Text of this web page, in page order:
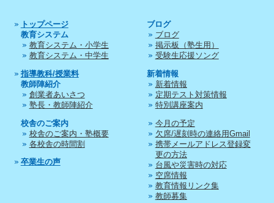
トップページ
教育システム
教育システム・小学生
教育システム・中学生
指導教科/授業料
教師陣紹介
創業者あいさつ
塾長・教師陣紹介
校舎のご案内
校舎のご案内・塾概要
各校舎の時間割
卒業生の声
ブログ
ブログ
掲示板（塾生用）
受験生応援ソング
新着情報
新着情報
定期テスト対策情報
特別講座案内
今月の予定
欠席/遅刻時の連絡用Gmail
携帯メールアドレス登録変
更の方法
台風や災害時の対応
空席情報
教育情報リンク集
教師募集